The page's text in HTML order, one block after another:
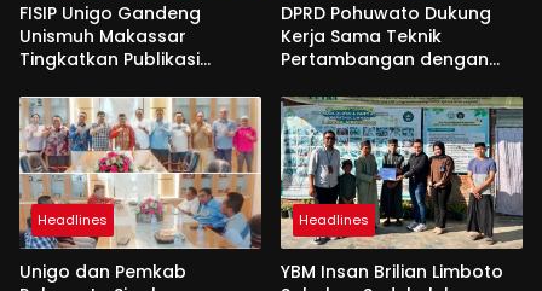
FISIP Unigo Gandeng
Unismuh Makassar
Tingkatkan Publikasi
DPRD Pohuwato Dukung
Kerja Sama Teknik
Pertambangan dengan
Headlines
Unigo dan Pemkab
Headlines
YBM Insan Brilian Limboto